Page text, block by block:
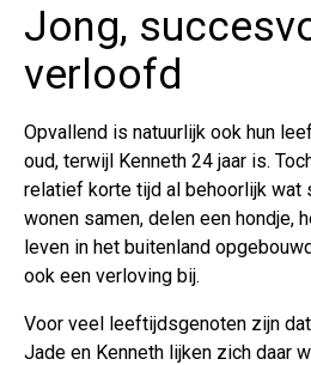
Jong,
verloofd
Opvallend is natuurlijk ook hun
oud, terwijl Kenneth 24 jaar is.
relatief korte tijd al behoorlijk wat
wonen samen, delen een hondje,
leven in het buitenland
ook een verloving bij.
Voor veel leeftijdsgenoten zijn
Jade en Kenneth lijken zich daar